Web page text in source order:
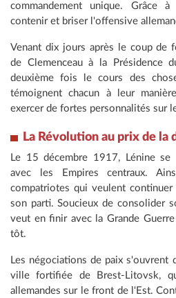
commandement unique. Grâce
contenir et briser l'offensive
Venant dix jours après le coup de
de Clemenceau à la Présidence
deuxième fois le cours des
témoignent chacun à leur
exercer de fortes personnalités sur
La Révolution au prix de la
Le 15 décembre 1917, Lénine
avec les Empires centraux.
compatriotes qui veulent
son parti. Soucieux de consolider
veut en finir avec la Grande
tôt.
Les négociations de paix s'ouvrent
ville fortifiée de Brest-Litovsk,
allemandes sur le front de l'Est.